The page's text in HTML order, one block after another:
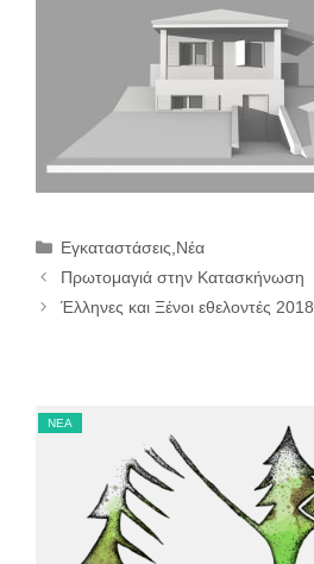
Κατηγορίες
Εγκαταστάσεις Νέα
Πρωτομαγιά στην Κατασκήνωση
Έλληνες και Ξένοι εθελοντές 2018
ΝΈΑ